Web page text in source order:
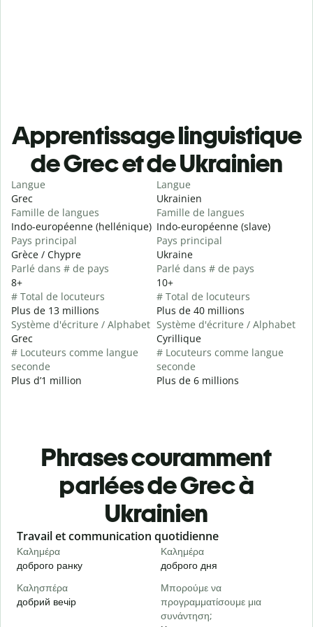
Apprentissage linguistique
de Grec et de Ukrainien
Langue
Grec
Famille de langues
Indo-européenne (hellénique)
Pays principal
Grèce / Chypre
Parlé dans # de pays
8+
# Total de locuteurs
Plus de 13 millions
Système d'écriture / Alphabet
Grec
# Locuteurs comme langue
seconde
Plus d’1 million
Langue
Ukrainien
Famille de langues
Indo-européenne (slave)
Pays principal
Ukraine
Parlé dans # de pays
10+
# Total de locuteurs
Plus de 40 millions
Système d'écriture / Alphabet
Cyrillique
# Locuteurs comme langue
seconde
Plus de 6 millions
Phrases couramment
parlées de Grec à
Ukrainien
Slide 1 of 6
Travail et communication quotidienne
Καλημέρα
доброго ранку
Καλημέρα
доброго дня
Καλησπέρα
добрий вечір
Μπορούμε να
προγραμματίσουμε μια
συνάντηση;